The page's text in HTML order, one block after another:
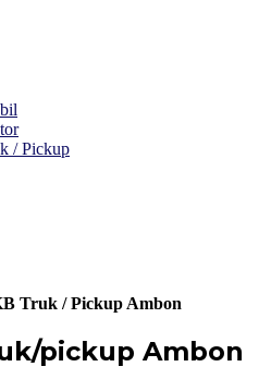
/ Pickup
Truk / Pickup Ambon
pickup Ambon